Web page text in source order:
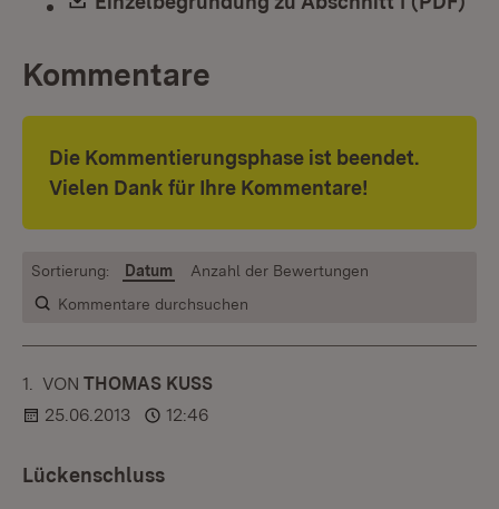
Kommentare
Die Kommentierungsphase ist beendet.
Vielen Dank für Ihre Kommentare!
Kommentare durchsuchen
Sortierung: Datum Anzahl der Bewertungen
1. KOMMENTAR
VON :THOMAS KUSS
25.06.2013
12:46
Lückenschluss